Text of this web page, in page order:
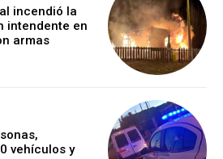
incendió la
intendente en
armas
vehículos y